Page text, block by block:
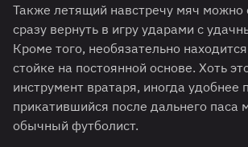
Также летящий навстречу мяч можно
сразу вернуть в игру ударами с
Кроме того, необязательно
стойке на постоянной основе. Хоть
инструмент вратаря, иногда удобнее
прикатившийся после дальнего паса
обычный футболист.